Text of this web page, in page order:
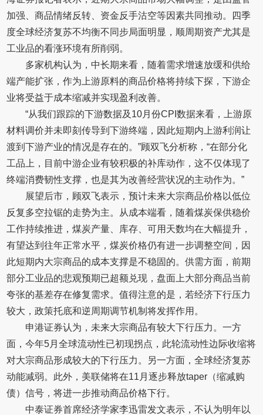
加强、商品情绪反转、资金反手沽空等因素共同推动。四季
度全球经济复苏不均衡不同步局面明显，顺周期资产尤其是
工业品的看涨环境有所削弱。
多家机构认为，中长期来看，随着需求增速放缓和供给
端产能扩张，作为上游原料的商品价格将持续下探，下游企
业将受益于成本缩减并实现盈利改善。
“从我们跟踪的下游数据及10月份CPI数据来看，上游原
材料调价并未即刻传导到下游终端，因此短期内上游利润让
渡到下游产业的情况是存在的。”顾双飞分析称，“在部分化
工品上，目前中游企业有较积极的补库动作，这不仅体现了
终端消费韧性支撑，也是其为改善经营状况的主动作为。”
展望后市，顾双飞表示，预计未来大宗商品价格以低位
反复多空拉锯的走势为主。从成本端看，随着煤炭保供稳价
工作持续推进，煤炭产量、库存、可用天数均在大幅提升，
有望达到往年正常水平，煤炭价格仍有进一步调整空间，因
此短期内大宗商品的成本支撑是不稳固的。供需方面，前期
部分工业品的悲观预期已超额兑现，盘面上大部分商品当前
夸张的基差存在修复需求。值得注意的是，若经济下行压力
较大，政策托底和逆周期调节机制将发挥作用。
申港证券认为，未来大宗商品有较大下行压力。一方
面，今年5月全球流动性已初现拐点，此轮流动性边际收缩将
对大宗商品形成较大的下行压力。另一方面，全球经济复苏
动能减弱。此外，美联储将在11月逐步释放taper（缩减购
债）信号，将进一步推动商品价格下行。
中泰证券首席经济学家李迅雷发文表示，不认为明年以